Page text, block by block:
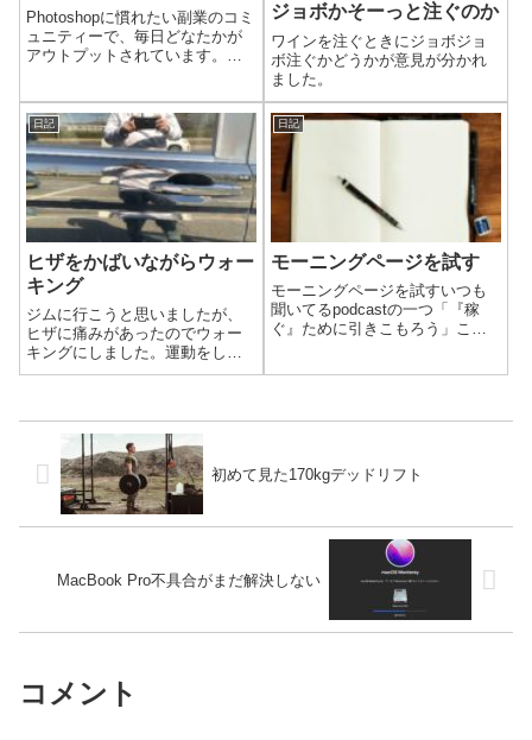
Photoshopに慣れたい副業のコミ
ュニティーで、毎日どなたかが
アウトプットされています。皆
のものにしているのを感じま
す。僕はというと、最初の頃よ
りマシにはなってると思うので
すが、み...
ジョボかそーっと注ぐのか
ワインを注ぐときにジョボジョ
ボ注ぐかどうかが意見が分かれ
ました。
日記
ヒザをかばいながらウォー
キング
ジムに行こうと思いましたが、
ヒザに痛みがあったのでウォー
キングにしました。運動をしよ
うとウォーキングやジョギング
日記
モーニングページを試す
モーニングページを試すいつも
聞いてるpodcastの一つ「『稼
ぐ』ために引きこもろう」こち
思います。どんなことをするの
初めて見た170kgデッドリフト
MacBook Pro不具合がまだ解決しない
コメント